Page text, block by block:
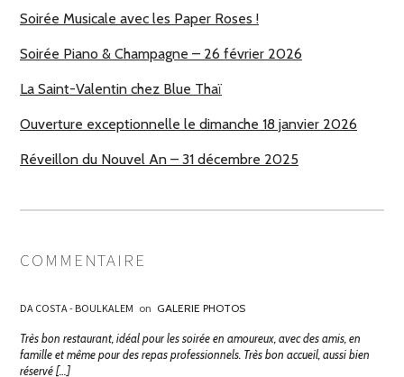
Soirée Musicale avec les Paper Roses !
Soirée Piano & Champagne – 26 février 2026
La Saint-Valentin chez Blue Thaï
Ouverture exceptionnelle le dimanche 18 janvier 2026
Réveillon du Nouvel An – 31 décembre 2025
COMMENTAIRE
DA COSTA - BOULKALEM on GALERIE PHOTOS
Très bon restaurant, idéal pour les soirée en amoureux, avec des amis, en
famille et même pour des repas professionnels. Très bon accueil, aussi bien
réservé […]